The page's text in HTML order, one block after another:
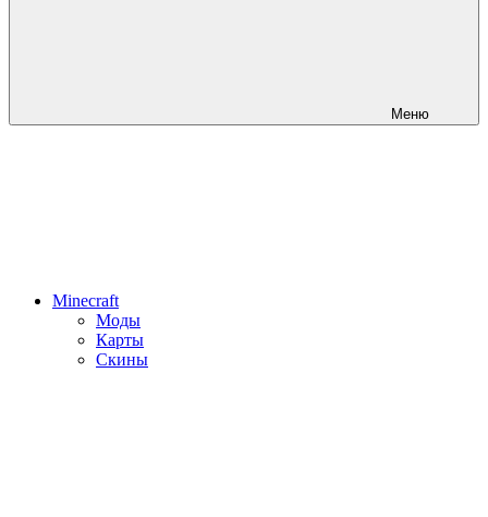
Меню
Minecraft
Моды
Карты
Скины